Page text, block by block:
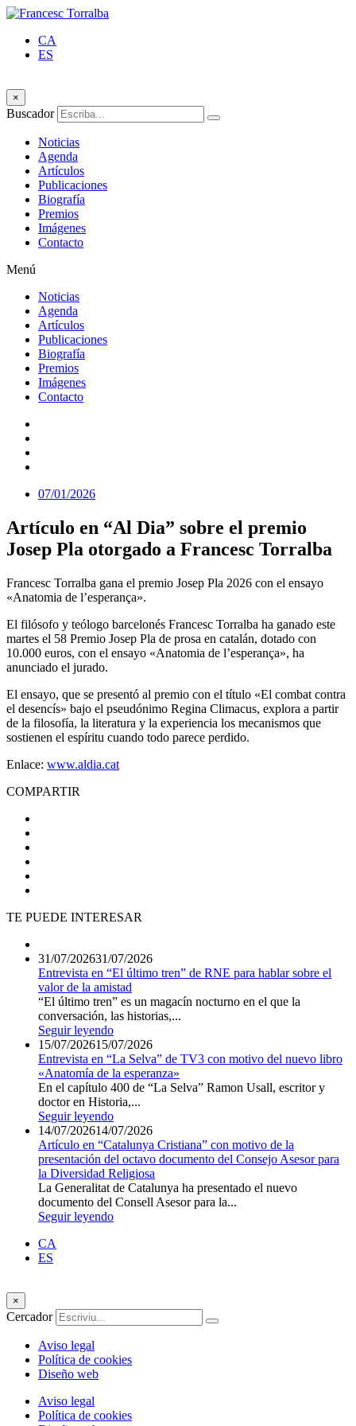
CA
ES
×
Buscador
Noticias
Agenda
Artículos
Publicaciones
Biografía
Premios
Imágenes
Contacto
Menú
Noticias
Agenda
Artículos
Publicaciones
Biografía
Premios
Imágenes
Contacto
07/01/2026
Artículo en “Al Dia” sobre el premio
Josep Pla otorgado a Francesc Torralba
Francesc Torralba gana el premio Josep Pla 2026 con el ensayo
«Anatomia de l’esperança».
El filósofo y teólogo barcelonés Francesc Torralba ha ganado este
martes el 58 Premio Josep Pla de prosa en catalán, dotado con
10.000 euros, con el ensayo «Anatomia de l’esperança», ha
anunciado el jurado.
El ensayo, que se presentó al premio con el título «El combat contra
el desencís» bajo el pseudónimo Regina Climacus, explora a partir
de la filosofía, la literatura y la experiencia los mecanismos que
sostienen el espíritu cuando todo parece perdido.
Enlace: www.aldia.cat
COMPARTIR
TE PUEDE INTERESAR
31/07/202631/07/2026
Entrevista en “El último tren” de RNE para hablar sobre el
valor de la amistad
“El último tren” es un magacín nocturno en el que la
conversación, las historias,...
Seguir leyendo
15/07/202615/07/2026
Entrevista en “La Selva” de TV3 con motivo del nuevo libro
«Anatomía de la esperanza»
En el capítulo 400 de “La Selva” Ramon Usall, escritor y
doctor en Historia,...
Seguir leyendo
14/07/202614/07/2026
Artículo en “Catalunya Cristiana” con motivo de la
presentación del octavo documento del Consejo Asesor para
la Diversidad Religiosa
La Generalitat de Catalunya ha presentado el nuevo
documento del Consell Asesor para la...
Seguir leyendo
CA
ES
×
Cercador
Aviso legal
Política de cookies
Diseño web
Aviso legal
Política de cookies